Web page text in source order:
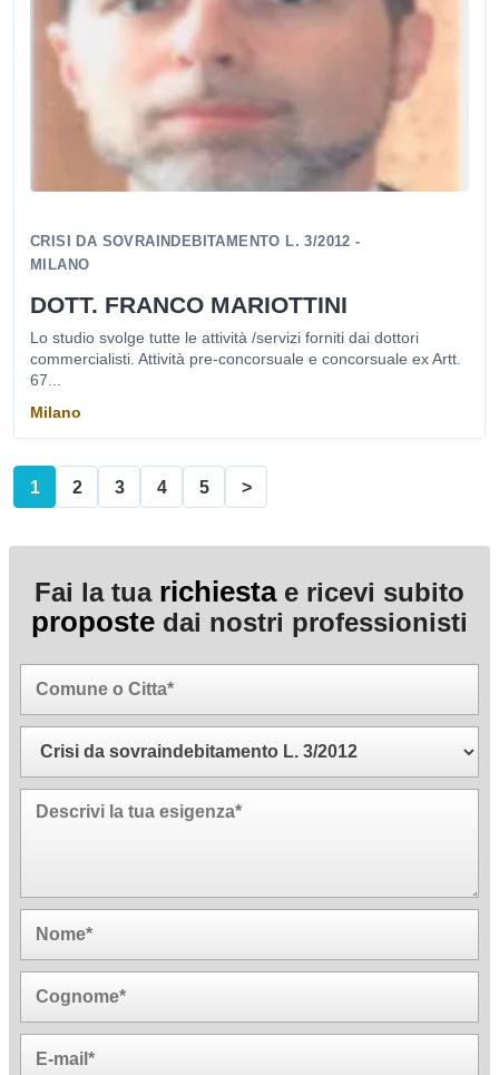
CRISI DA SOVRAINDEBITAMENTO L. 3/2012 -
MILANO
DOTT. FRANCO MARIOTTINI
Lo studio svolge tutte le attività /servizi forniti dai dottori
commercialisti. Attività pre-concorsuale e concorsuale ex Artt.
67...
Milano
1 2 3 4 5 >
Fai la tua richiestae ricevi subito
proposte dai nostri professionisti